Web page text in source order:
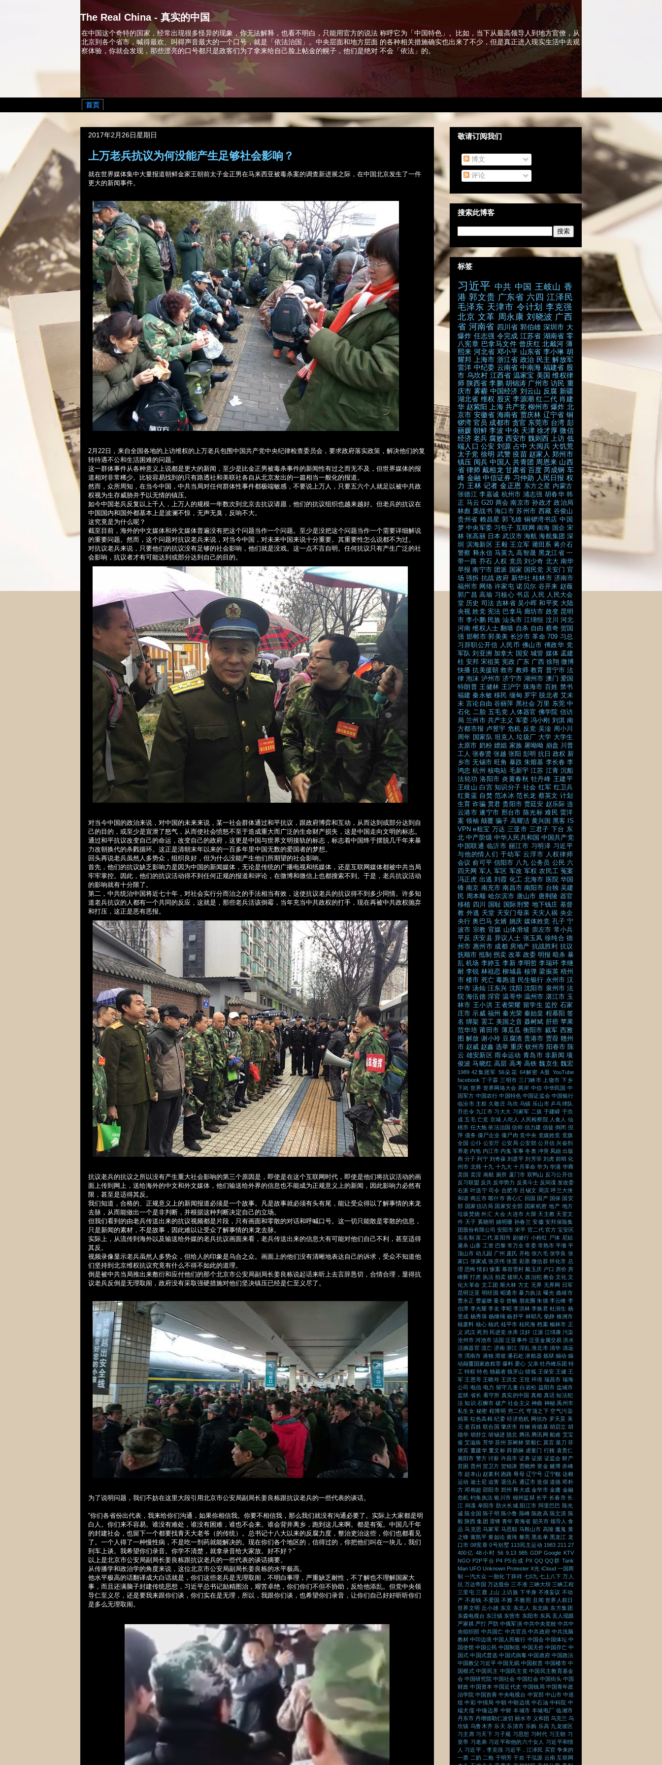
The Real China - 真实的中国
在中国这个奇特的国家，经常出现很多怪异的现象，你无法解释，也看不明白，只能用官方的说法 称呼它为「中国特色」。比如，当下从最高领导人到地方官僚，从
北京到各个省市，喊得最欢、叫得声音最大的一个口号，就是「依法治国」。中央层面和地方层面 的各种相关措施确实也出来了不少，但是真正进入现实生活中去观
察体验，你就会发现，那些漂亮的口号都只是政客们为了拿来给自己脸上帖金的幌子，他们是绝对 不会「依法」的。
首页
2017年2月26日星期日
上万老兵抗议为何没能产生足够社会影响？
就在世界媒体集中大量报道朝鲜金家王朝前太子金正男在马来西亚被毒杀案的调查新进展之际，在中国北京发生了一件
更大的新闻事件。
2月 22 日，来自全国各地的上访维权的上万老兵包围中国共产党中央纪律检查委员会，要求政府落实政策，解决他们的复
转待遇不公和生活困难的问题。
这一群体事件从各种意义上说都是更大的新闻，至少是比金正男被毒杀事件的新闻性有过之而无不及，但世界媒体的报
道相对非常稀少。比较容易找到的只有路透社和美联社各自从北京发出的一篇相当一般化的报道。
然而，众所周知，在当今中国，中共当局对任何群体性事件都极端敏感，不要说上万人，只要五六个人就足以被中共政
权视为生存威胁并予以无情的镇压。
如今中国老兵反复以上千人，上万人的规模一年数次到北京去抗议请愿，他们的抗议组织也越来越好。但老兵的抗议在
中国国内和国外都基本上是波澜不惊，无声无臭，反响不大。
这究竟是为什么呢？
截至目前，海外的中文媒体和外文媒体普遍没有把这个问题当作一个问题。至少是没把这个问题当作一个需要详细解说
的重要问题。然而，这个问题对抗议老兵来说，对当今中国，对未来中国来说十分重要。其重要性怎么说都不为过。
对抗议老兵来说，只要他们的抗议没有足够的社会影响，他们就是没戏。这一点不言自明。任何抗议只有产生广泛的社
会影响，抗议者才有可能达到或部分达到自己的目的。
对当今中国的政治来说，对中国的未来来说，某一社会群体通过和平抗议，跟政府博弈和互动，从而达到或部分达到自
己的目的，或至少是宣泄了怒气，从而使社会愤怒不至于造成重大而广泛的生命财产损失，这是中国走向文明的标志。
通过和平抗议改变自己的命运，改变自己的政府，这更是中国与世界文明接轨的标志，标志着中国终于摆脱几千年来暴
力改朝换代的杀戮循环。这正是清朝末年以来的一百多年里中国无数的爱国者的梦想。
回头再说老兵虽然人多势众，组织良好，但为什么没能产生他们所期望的社会影响。
首先，他们的抗议缺乏影响力是因为中国的新闻媒体，无论是传统的广播电视和纸媒体，还是互联网媒体都被中共当局
牢牢掌控。因此，他们的抗议活动得不到任何正规的报道和评论，在微博和微信上也都搜索不到。于是，老兵抗议活动
的影响就有十分限了。
第二，中共统治中国将近七十年，对社会实行分而治之的手法相当有效，这使抗议老兵的抗议得不到多少同情。许多知
道老兵抗议的人都有一个共同的反应，这就是，那些老兵活该倒霉，当年充当中共政权的打手，现在再被中共政权抛弃
和打压，这正是恶有恶报。
抗议老兵的抗议之所以没有产生重大社会影响的第三个原因是，即使是在这个互联网时代，即使是他们将抗议活动的画
面上传到网上，送给海外的中文和外文媒体，他们输送给外界的信息也不能成为正规意义上的新闻，因此影响力必然有
限，甚至是适得其反。
我们知道，合格的、正规意义上的新闻报道必须是一个故事。凡是故事就必须有头有尾，能让受众得以了解事情的来龙
去脉，从而能做出一个是非判断，并根据这种判断决定自己的立场。
但我们看到的由老兵传送出来的抗议视频都是片段，只有画面和零散的对话和呼喊口号。这一切只能散是零散的信息，
只是新闻的素材，不是故事，因此难以让受众了解事情的来龙去脉。
实际上，从流传到海外以及输送给外媒的老兵抗议画面来看，老兵传送出来的信息大有可能对他们自己不利，甚至适得
其反。
视频录像显示老兵虽然人多势众，但给人的印象是乌合之众。画面上的他们没有清晰地表达自己的诉求，受众不知道他
们坚持到北京维权抗议究竟有什么不得不如此的道理。
倒是被中共当局推出来敷衍和应付他们的那个北京市公安局副局长姜良栋说起话来听上去言辞恳切，合情合理，显得抗
议老兵反倒是无理取闹，政府没有采取强硬措施对他们坚决镇压已经是仁至义尽了。
为了说明问题，我们不妨在这里大段引用北京市公安局副局长姜良栋跟抗议老兵的一些代表的谈话。
“你们各省份出代表，我来给你们沟通，如果你相信我。你要不相信我，那么我们就没有沟通必要了。实际上大家都是明
白人。你们来不容易。谁没有难处，谁没有困难，谁也不会来。谁会背井离乡，跑到这儿来啊。都是有冤。中国几千年
的封建社会，也留下一个都要找青天大老爷（的传统）。总书记十八大以来的反腐力度，整治吏治这些，你们也都看见
了。一个人得了一种慢性病，不是吃一剂药就能解决的。现在你们各个地区的，信得过的，你把他们叫在一块儿，我们
到车上谈。我希望你们录音。你学不清楚，就拿录音给大家放。好不好？ ”
以上是北京市公安局副局长姜良栋跟抗议老兵的一些代表的谈话摘要。
从传播学和政治学的角度来说，这位北京市公安局副局长姜良栋的水平极高。
他水平极高的话翻译成大白话就是，你们这些老兵是无理取闹，不明白事理，严重缺乏耐性，不了解也不理解国家大
事，而且还满脑子封建传统思想，习近平总书记励精图治，艰苦卓绝，你们你们不但不协助，反给他添乱。但党中央领
导仁至义尽，还是要我来跟你们谈，你们实在是无理，所以，我跟你们谈，也希望你们录音，让你们自己好好听听你们
是多么无理取闹。
敬请订阅我们
博文
评论
搜索此博客
标签
习近平 中共 中国 王岐山 香
港 郭文贵 广东省 六四 江泽民
毛泽东 天津市 令计划 李克强
北京 文革 周永康 刘晓波 广西
省 河南省 四川省 郭伯雄 深圳市 大
爆炸 任志强 令完成 江苏省 湖南省 零
八宪章 巴拿马文件 曾庆红 北戴河 薄
熙来 河北省 邓小平 山东省 李小琳 胡
耀邦
上海市 浙江省 政治 民主 解放军
雷洋 中纪委 云南省 中南海 福建省 股
市 乌坎村 江西省 温家宝 美国 维权律
师 陕西省 李鹏 胡锦涛 广州市 访民 重
庆市 雾霾 中国经济 刘云山 反腐 新疆
湖北省 维权 股灾 李源潮 红二代 肖建
华 赵紫阳 上海 共产党 柳州市 爆炸 北
京市 安徽省 海南省 贾庆林 辽宁省 铜
锣湾 官员 成都市 贪官 东莞市 台湾 彭
丽媛 朝鲜 李波 中央 天津 徐才厚 微信
经济 老兵 腐败 西安市 魏则西 上访 低
端人口 公安 刘源 占中 大阅兵 大饥荒
太子党 徐明 武警 疫苗 赵家人 郑州市
镇压 阅兵 中国人 共青团 周恩来 山西
省 律师 戴相龙 甘肃省 百度 芮成钢 车
峰 金融 中信证券 习仲勋 人民日报 权
力 王林 记者 金正恩 东方之星 内蒙古
张德江 李嘉诚 杭州市 浦志强 胡春华 韩
正 马云 G20 两会 南京市 孙政才 政治局
林彪 栗战书 海口市 苏州市 西藏 谷俊山
贵州省 赖昌星 郭飞雄 铜锣湾书店 中国
梦 中央军委 习包子 互联网 南海 国企 宋
林 张高丽 日本 武汉市 海航 海航集团 深
圳
滨海新区 王毅 王立军 莆田系 蒋介石
警察 释永信 马英九 高智晟 黑龙江省 一
带一路 乔石 人权 党员 刘少奇 北大 南华
早报 南宁市 团派 国家 国民党 天安门 官
场 强拆 抗战 政府 新华社 桂林市 济南市
福州市 网络 许家屯 诺贝尔 谷开来 赵薇
郭广昌 高瑜 习核心 书店 人民 人民大会
堂 历史 司法 吉林省 吴小晖 和平奖 大陆
央视 姓党 宪法 巴拿马 廊坊市 政变 昆明
市 李小鹏 民族 汕头市 江绵恒 汶川
河北
河南 维权人士 翻墙 自杀 自由 蔡奇 贺国
强 邯郸市 郭美美 长沙市 革命 709 习总
习辞职公开信 人民币 佛山市 傅政华 党
军队 刘亚洲 加拿大 国安 城管 媒体 孟建
柱 安邦 宋祖英 宪政 广东 广西 徐翔 微博
快播 抗美援朝 救市 教师 教育 普宁市 法
律 泡沫 泸州市 济宁市 湖州市 澳门 爱国
特朗普 王健林 王沪宁 珠海市 百姓 禁书
福建 秦永敏 移民 缅甸 罗宇 脱北者 艾未
未 言论自由 谷丽萍 黑社会 万里 东莞 中
石化 二胎 五毛党 人体器官 佛学院 信访
局 兰州市 共产主义 军委 冯小刚 刘淇 南
方都市报 卢昱宇 危机 反党 吴淦 周小川
周年 国家队 坦克人 垃圾厂 大学 大学生
太原市 奶粉 嫖娼 家族 屠呦呦 崩盘 川普
工人 张春贤 张越 张阳 彭明 抗日 政权 新
乡市 无锡市 旺角 暴跌 朱熔基 李长春 李
鸿忠 杭州 核电站 毛新宇 江苏 江青 沉船
法轮功 洛阳市 炎黄春秋 牡丹峰 王建平
王歧山 白宫 知识分子 社会 红军 红卫兵
红黄蓝 自焚 范冰冰 范长龙 蔡英文 计划
生育 诈骗 贯君 贵阳市 贾廷安 赵乐际 连
云港市 遂宁市 邢台市 陈光标 难民 雷洋
案 领袖 颠覆 骗子 高耀洁 黄兴国 黑客
IS
VPN e租宝 万达 三亚市 三君子 下台 东
北 中产阶级 中华人民共和国 中国共产党
中国联通 临沂市 丽江市 习明泽 习近平
与他的情人们 于幼军 云浮市 人权律师
会议 俞可平 信阳市 八九 公务员 公民 六
四天网 军人 军区 军改 军权 农民工 冤案
冯正虎 出逃 刘霞 化工 北海市 医院 华国
锋 南京 南充市 南昌市 南阳市 台独 吴建
民 周本顺 哈尔滨市 唐山市 唐荆陵 器官
移植 四川 国耻 国际刑警 地下钱庄 基督
教 外逃 天堂 天安门母亲 天灾人祸 央企
央行 奥巴马 女婿 姚庆 媒体姓党 孔子 宁
波市 宗教 官媒 山体滑坡 崇左市 常小兵
平反 庆安县 异议人士 张玉凤 徐纯合 德
州市 惠州市 成都 房地产 抗战胜利 抗议
抚顺市 抵制 拐卖 改革 政委 明报 暗杀 暴
乱 机场 李婷玉 李新 李明哲 李瑞环 李继
耐 李锐 林祖恋 柳城县 核弹 梁振英 梧州
市 楼市 死亡 毒跑道 民生银行 永州市 汉
中市 汤灿 汪东兴 沈阳 沈阳市 泉州市 法
院 海伍德 淫官 温哥华 温州市 湛江市 玉
林市 王小洪 王者荣耀 留学生 监控 石家
庄市 示威 福州 秦光荣 秦始皇 程慕阳 签
名 绑架 罢工 美国之音 聂树斌 肝癌 苹果
范华培 莆田市 薄瓜瓜 衡阳市 裁军 西雅
图 解放 谢小玲 豆腐渣 贵港市 贾葭 赣州
市 赵威 赵鑫 选举 重庆 钦州市 阳春市 陈
云 雄安新区 雨伞运动 青岛市 非新闻 项
俊波 马晓红 高层 高考 高铁 魏京生 魏宏
1989 42集团军 56朵花 64解密 A股 YouTube
facebook 丁子霖 三明市 三门峡市 上饶市 下乡
下岗 世界 世界网络大会 两岸 中信 中华民国 中
国军方 中国农行 中国特色 中国证监会 中国银行
临汾市 主权 久敬庄 乌坎 乌镇 乐山市 乒乓球队
乔忠令 九江市 习大大 习家军 二孩 于建嵘 于浩
成 五毛 亡党 京城 人吃人 人民检察院 人食人 仙
桃市 任大炮 依法治国 信仰 信力建 信徒 倒闭 倪
萍 债务 僵尸企业 僵尸肉 党中央 党媒姓党 党旗
全国 公仆 公安厅 公安局 公安部 公开信 兴奋剂
养老 内地 内江市 内鬼 军事 冬奥 冲突 凤姐 出版
商 分子 列宁 刘奇葆 刘彦平 刘芳菲 刘虎 前哨 化
州市 北韩 十九 十九大 十月革命 华为 华涌 华裔
卖国 卖淫 南航 厕所 厦门市 双鸭山 反习公开信
反习联盟 反共 反华势力 反美斗士 反间谍 发改委
右派 叶选宁 司令 合肥市 吕锡文 周滨 呼兰大侠
和谐 商丘市 喀什市 善心汇 回国 国产 国保 国安
部 国家信访局 国家安全部 国家机密 地产 地方
垃圾焚烧 外汇 大会 大连市 大限 天主教 天堂文
件 天子 奚晓明 姚明珊 孙春兰 安徽 安邦保险集
团股份有限公司 安阳市 宋平 官二代 官方 宝安区
实名制 富二代 富阳市 尉健行 小粉红 尸体 尼姑
屠杀 山寨 工资 巴黎 常万全 常委 常熟市 平壤 平
顶山市 幼儿园 广州 庞氏 开枪 张六毛 张学良 张
家口 张家成 张庆伟 张震 彩票 微信群 怀化市 总
理 恐怖 情妇 惨案 慕容雪村 戴玉庆 户口 房价 房
峰辉 打虎 执法 拍卖 接班人 政治犯 教会 文化 文
化大革命 文工团 斯大林 方丈 无界 无界网 日军
昆明泛亚 明经国 昭通市 暴力执法 曝光 曲靖市
曹永正 曹鉴燎 曼谷 曾畅 朋友圈 朱德 李云峰 李
伯潭 李光耀 李友 李昭 李洪林 李焕君 杜润生 杨
受成 杨秀珠 杨继绳 杨舒平 林耶凡 柴静 株洲市
核废料 核心 核武 桂平市 桂民海 档案 榆林市 正
义 武汉 死刑 民进党 水库 汉奸 江派 江绵康 污染
沧州市 河池市 法国 泛亚事件 泛亚金属交易 洪水
活摘器官 流亡 济南 浙江 淫乱 淮北市 清华 清远
市 渭南市 港独 滑坡 潘石屹 潜航器 炼狱 煽动 煽
动颠覆国家政权罪 爆料 爱心 父亲 牡丹峰乐团 特
工 特权 特色 独裁者 狼牙山 猎狐 王保安 王健 王
军 王恩哥 王晓玲 王洪文 王玟 环境 瑞昌市 瑞海
公司 电信 电力 留守儿童 白岩松 益阳市 盐城市
监狱 省长 看守所 真实的中国 真相 真话 知法犯
法 知识 石狮市 破产 社会主义 神曲 神秘 禹州市
私生女 秘密 程博明 穷二代 穹顶之下 空气污染
精英 红色高棉 纪委 经济危机 网信办 罗天昊 美
元 老百姓 联合国 肇庆市 肖钢 肯德基 胡启立 胡
德华 胡舒立 胡锡进 脱北 腾讯 腾讯网 船难 艾宝
俊 艾滋病 芳华 苏州 苏树林 荣毅仁 莫言 菜刀 菲
律宾 董建华 董文标 薛荫娴 虐童门 行贿 袁贵仁
襄阳市 警方 讨薪 许昌市 证券 证据 证监会 财产
贫困 贵州 贺卫方 贺锦涛 贾晓烨 资金 赌博 赤峰
市 赵本山 赵素利 跑路 辱母 辽宁号 辽宁舰 达赖
运动 迪士尼 迫害 退伍兵 通辽市 造假 道德 邓朴
方 邓相超 邵阳市 郑州 释大成 金华市 金庸 金融
危机 钓鱼执法 银川市 锦州监狱 长平 长春市 长
江 间谍 阜阳市 防火长城 阳江市 阿里巴巴 陈光
诚 陈全国 陈子明 陈小鲁 陈峰 陈政高 陈文清 陈
毅 陕西 集团 雷锋 青年 青海省 韶关市 领导人 食
品 马克思 马家军 马思聪 马鞍山市 高陵 魔鬼 黄
之锋 黄凯平 黄如论 黄琦 黎亮 黑名单 黑龙江 龙
口市 08宪章 0号别墅 113民主运动 1983 211 27
400亿 48小时 56 9.13 985 GDP Google KTV
NGO P2P平台 P4 PS合成 PX QQ QQ群 Tank
Man UFO Unknown Protester X光 iCloud 一国两
制 一汽大众 一胎化 丁薛祥 七0九 七上八下 万人
抗 万达帝国 万达股份 三不准 三峡大坝 三峡工程
三里屯 三鹿 上山 上访族 下半身 不准妄议 不动
产 不差钱 不爱国 不雅 不雅照 丑闻 世界人权日
世界文明 丘小雄 东京 东北人 东北病 东方集团
东森电视台 东汪镇 东营市 东阳市 东风 丢人现眼
严家祺 严打 严防 中俄军演 中共中央党校 中共中
央组织部 中共国亡 中共官员 中共政府 中共洗脑
教材 中印边境 中国人民银行 中国会 中国体坛 中
国使馆 中国公民 中国制造 中国天价 中国存亡 中
国式 中国式普选 中国式病毒 中国政府 中国政法
中国教父习近平 中国无眠 中国权贵 中国楼市 中
国模式 中国民主 中国民主党 中国民主教育基金
会 中国研究院 中国社会 中国红会 中国街头 中国
财政 中国资本 中国近代史 中国钱局 中国青年政
治学院 中国首善 中央电视台 中宣部 中山市 中巡
组 中彩 中情局 中朝 中朝边境 中石油 中科院 中
端犬儒 中缅边界 中财 丰城市 丰城电厂 临湘市
丹东市 丹增德勒仁波切 丽水市 义和团 乌克兰 乌
坎镇 乌鲁木齐 乐天 乐清市 乐购 乐高 九龙坡区
习主席 习天下 习子规 习思想 习时代 习王朝 习
皇帝 习老弟 习近平和他的六个女人 习近平和情
人 习近平，李克强 习近平，江泽民 买官 争来的
一票 二奶 二炮 于明芳 于欢 于泓源 云南 互联网